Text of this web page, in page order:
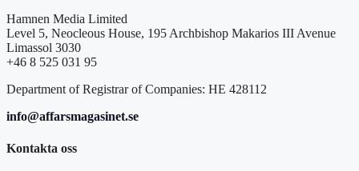
Hamnen Media Limited
Level 5, Neocleous House, 195 Archbishop Makarios III Avenue
Limassol 3030
+46 8 525 031 95
Department of Registrar of Companies: HE 428112
info@affarsmagasinet.se
Kontakta oss